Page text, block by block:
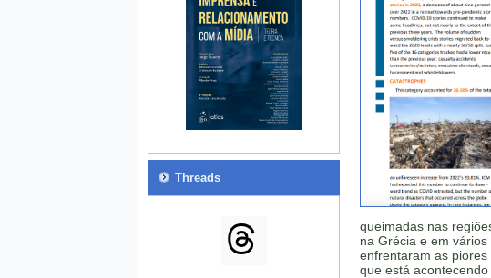
Threads
queimadas nas
na Grécia e em
enfrentaram as
que está